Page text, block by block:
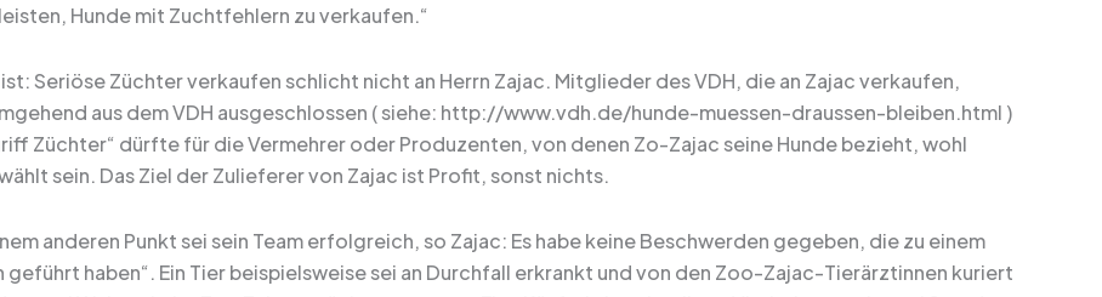
Hunde mit Zuchtfehlern zu verkaufen.“
Seriöse Züchter verkaufen schlicht nicht an Herrn Zajac. Mitglieder des VDH, die an Zajac verkaufen,
aus dem VDH ausgeschlossen ( siehe: http://www.vdh.de/hunde-muessen-draussen-bleiben.html )
Züchter“ dürfte für die Vermehrer oder Produzenten, von denen Zo-Zajac seine Hunde bezieht, wohl
sein. Das Ziel der Zulieferer von Zajac ist Profit, sonst nichts.
anderen Punkt sei sein Team erfolgreich, so Zajac: Es habe keine Beschwerden gegeben, die zu einem
geführt haben“. Ein Tier beispielsweise sei an Durchfall erkrankt und von den Zoo-Zajac-Tierärztinnen kuriert